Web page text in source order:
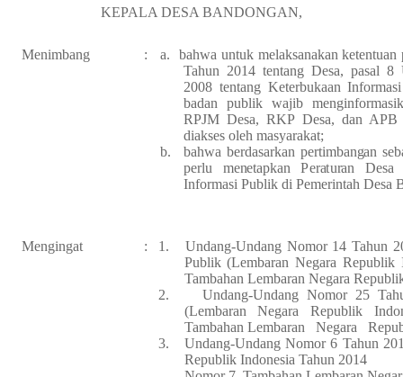
KEPALA DESA BANDONGAN,
Menimbang : a. bahwauntuk melaksanakan
Tahun 2014 tentang Desa, pasal
2008 tentang Keterbukaan
badan publik wajib
RPJM Desa, RKP Desa, dan
diakses oleh masyarakat;
b.
bahwa berdasarkan pertimbangan seb
perlu menetapkanPeraturan Desa
Informasi Publik di Pemerintah Desa
Mengingat : 1.
Undang-Undang Nomor 14 Tahun
Publik (Lembaran Negara
Tambahan Lembaran Negara
2.
Undang-Undang Nomor 25
(Lembaran Negara Republik
Tambahan Lembaran
Negara
3.
Undang-Undang Nomor 6 Tahun
Republik Indonesia Tahun 2014